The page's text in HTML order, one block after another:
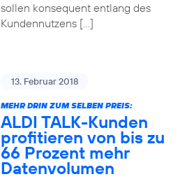
sollen konsequent entlang des
Kundennutzens […]
13. Februar 2018
MEHR DRIN ZUM SELBEN PREIS:
ALDI TALK-Kunden
profitieren von bis zu
66 Prozent mehr
Datenvolumen